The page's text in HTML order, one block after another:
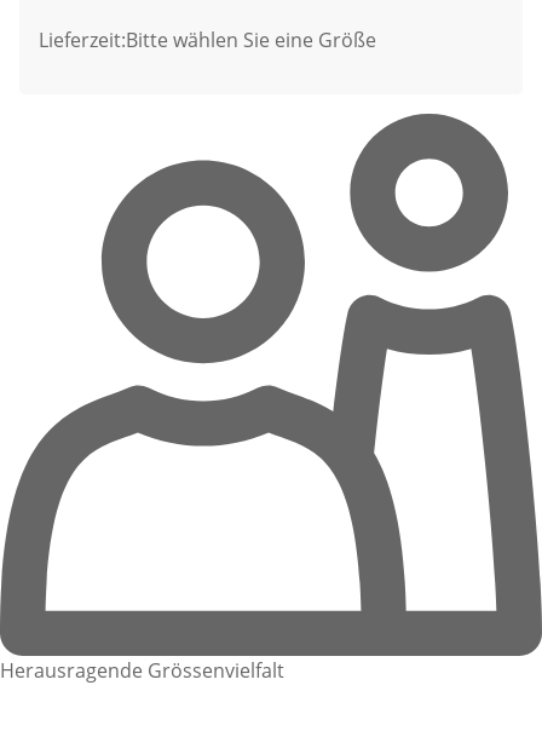
Lieferzeit:Bitte wählen Sie eine Größe
Herausragende Grössenvielfalt